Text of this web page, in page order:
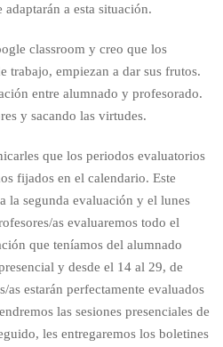
a esta situación.
classroom y creo que los
trabajo, empiezan a dar sus frutos.
entre alumnado y profesorado.
y sacando las virtudes.
que los periodos evaluatorios
fijados en el calendario. Este
la segunda evaluación y el lunes
as evaluaremos todo el
que teníamos del alumnado
y desde el 14 al 29, de
estarán perfectamente evaluados
las sesiones presenciales de
les entregaremos los boletines